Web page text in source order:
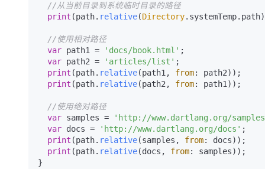
//从当前目录到系统临时目录的路径
print (path. relative(Directory
//使用相对路径
var path1 = 'docs/book.html' ;
var path2 = 'articles/list' ;
print (path. relative(path1, from: path2));
print (path. relative(path2, from: path1));
//使用绝对路径
var samples =
'http://www.dartlang.org/
var docs = 'http://www.dartlang.org/docs' ;
print (path. relative(samples, from: docs));
print (path. relative(docs, from: samples));
}